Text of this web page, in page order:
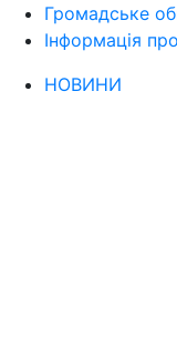
Громадське
Інформація
НОВИНИ